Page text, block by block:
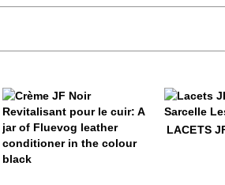
commandes aux États-Unis.
Nous pouvons échanger ou
EN SAVOIR PLUS
Lacets JF
$4LACETS